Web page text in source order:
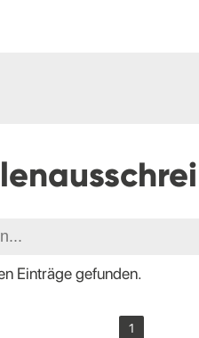
Einträge gefunden.
1